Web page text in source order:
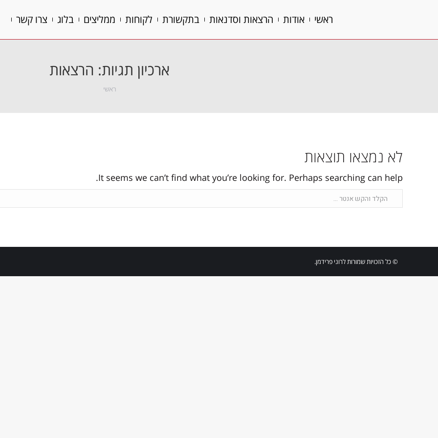
ראשי אודות הרצאות וסדנאות בתקשורת לקוחות ממליצים בלוג צרו קשר
ארכיון תגיות: הרצאות
הנך נמצא כאן:
ראשי
לא נמצאו תוצאות
It seems we can’t find what you’re looking for. Perhaps searching can help.
Search:
© כל הזכויות שמורות לרוני פרידמן.
ראשי אודות הרצאות וסדנאות בתקשורת לקוחות ממליצים בלוג צרו קשר